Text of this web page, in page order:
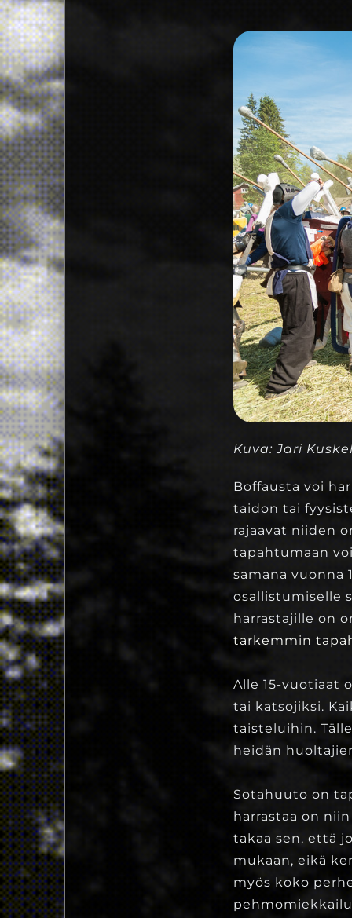
Kuva: Jari
Boffausta voi
taidon tai
rajaavat niiden
tapahtumaan
samana vuonna
osallistumiselle
harrastajille on
tarkemmin
Alle 15-vuotiaat
tai katsojiksi.
taisteluihin.
heidän
Sotahuuto on
harrastaa on
takaa sen, että
mukaan, eikä
myös koko